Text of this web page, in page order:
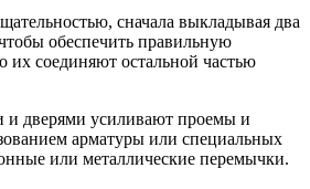
сначала выкладывая два
обеспечить правильную
их соединяют остальной частью
дверями усиливают проемы и
арматуры или специальных
или металлические перемычки.